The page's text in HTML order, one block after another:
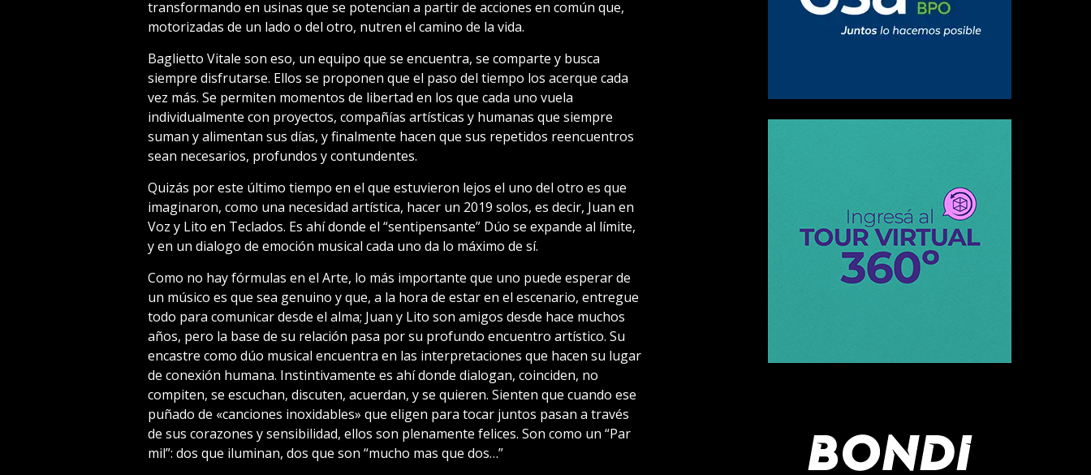
transformando en usinas que se potencian a partir de acciones en común que,
motorizadas de un lado o del otro, nutren el camino de la vida.
Baglietto Vitale son eso, un equipo que se encuentra, se comparte y busca
siempre disfrutarse. Ellos se proponen que el paso del tiempo los acerque cada
vez más. Se permiten momentos de libertad en los que cada uno vuela
individualmente con proyectos, compañías artísticas y humanas que siempre
suman y alimentan sus días, y finalmente hacen que sus repetidos reencuentros
sean necesarios, profundos y contundentes.
Quizás por este último tiempo en el que estuvieron lejos el uno del otro es que
imaginaron, como una necesidad artística, hacer un 2019 solos, es decir, Juan en
Voz y Lito en Teclados. Es ahí donde el “sentipensante” Dúo se expande al límite,
y en un dialogo de emoción musical cada uno da lo máximo de sí.
Como no hay fórmulas en el Arte, lo más importante que uno puede esperar de
un músico es que sea genuino y que, a la hora de estar en el escenario, entregue
todo para comunicar desde el alma; Juan y Lito son amigos desde hace muchos
años, pero la base de su relación pasa por su profundo encuentro artístico. Su
encastre como dúo musical encuentra en las interpretaciones que hacen su lugar
de conexión humana. Instintivamente es ahí donde dialogan, coinciden, no
compiten, se escuchan, discuten, acuerdan, y se quieren. Sienten que cuando ese
puñado de «canciones inoxidables» que eligen para tocar juntos pasan a través
de sus corazones y sensibilidad, ellos son plenamente felices. Son como un “Par
mil”: dos que iluminan, dos que son “mucho mas que dos…”